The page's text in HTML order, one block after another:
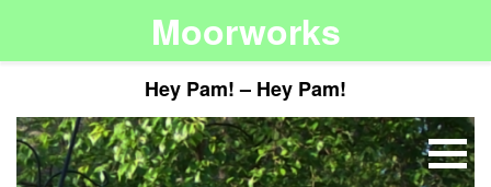
Moorworks
Hey Pam! – Hey Pam!